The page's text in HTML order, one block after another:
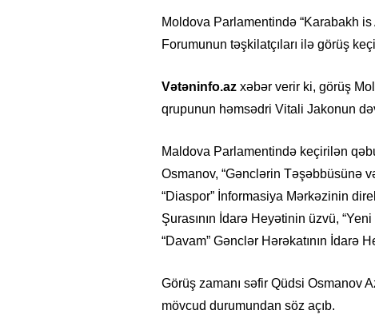
Moldova Parlamentində “Karabakh
Forumunun təşkilatçıları ilə görüş
Vətəninfo.az xəbər verir ki, görüş
qrupunun həmsədri Vitali Jakonun
Maldova Parlamentində keçirilən
Osmanov, “Gənclərin Təşəbbüsünə
“Diaspor” İnformasiya Mərkəzinin
Şurasının İdarə Heyətinin üzvü,
“Davam” Gənclər Hərəkatının İdarə
Görüş zamanı səfir Qüdsi Osmanov
mövcud durumundan söz açıb.